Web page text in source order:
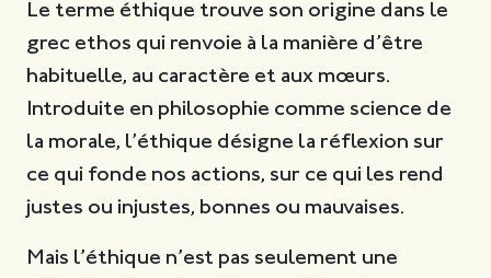
Le terme éthique trouve son origine dans le
grec ethos qui renvoie à la manière d’être
habituelle, au caractère et aux mœurs.
Introduite en philosophie comme science de
la morale, l’éthique désigne la réflexion sur
ce qui fonde nos actions, sur ce qui les rend
justes ou injustes, bonnes ou mauvaises.
Mais l’éthique n’est pas seulement une